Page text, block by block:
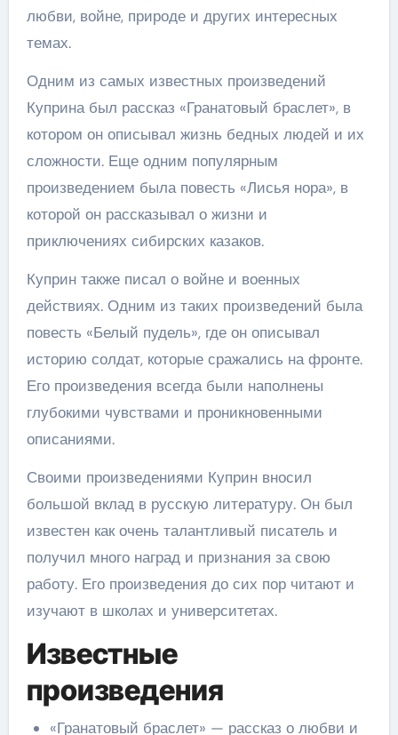
любви, войне, природе и других интересных
темах.
Одним из самых известных произведений
Куприна был рассказ «Гранатовый браслет», в
котором он описывал жизнь бедных людей и их
сложности. Еще одним популярным
произведением была повесть «Лисья нора», в
которой он рассказывал о жизни и
приключениях сибирских казаков.
Куприн также писал о войне и военных
действиях. Одним из таких произведений была
повесть «Белый пудель», где он описывал
историю солдат, которые сражались на фронте.
Его произведения всегда были наполнены
глубокими чувствами и проникновенными
описаниями.
Своими произведениями Куприн вносил
большой вклад в русскую литературу. Он был
известен как очень талантливый писатель и
получил много наград и признания за свою
работу. Его произведения до сих пор читают и
изучают в школах и университетах.
Известные
произведения
«Гранатовый браслет» — рассказ о любви и